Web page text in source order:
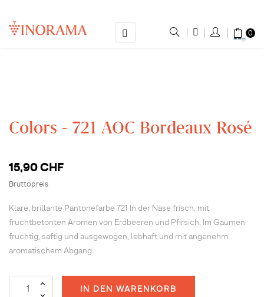
Umschalten
der
☰ 0
Colors - 721 AOC Bordeaux Rosé
15,90 CHF
Bruttopreis
Klare, brillante Pantonefarbe 721 In der Nase frisch, mit
fruchtbetonten Aromen von Erdbeeren und Pfirsich. Im Gaumen
fruchtig, saftig und ausgewogen, lebhaft und mit angenehm
aromatischem Abgang.
IN DEN WARENKORB